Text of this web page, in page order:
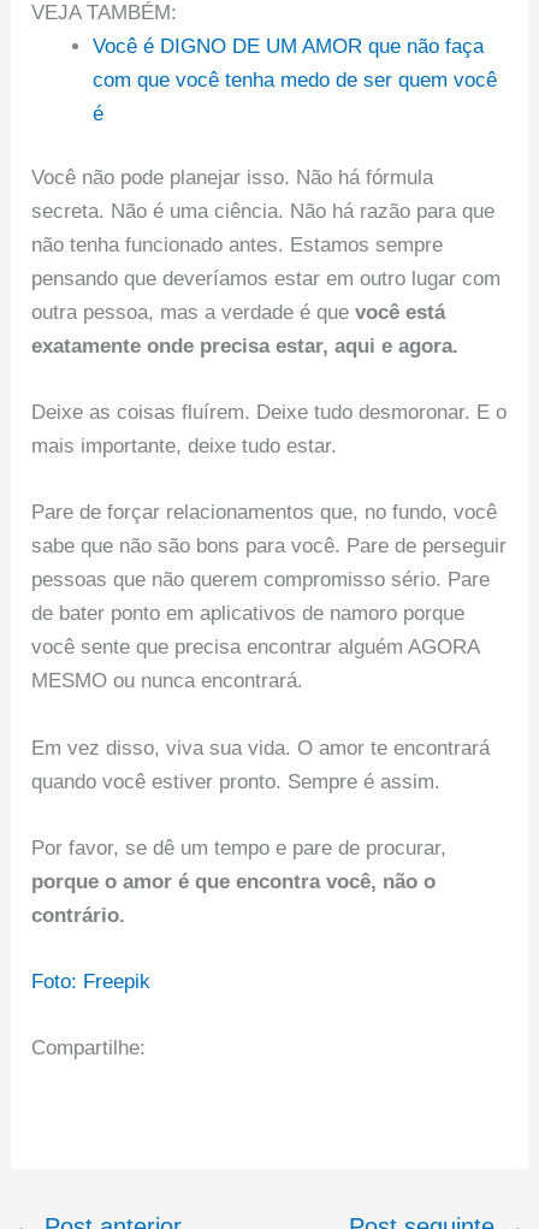
VEJA TAMBÉM:
Você é DIGNO DE UM AMOR que não faça
com que você tenha medo de ser quem você
é
Você não pode planejar isso. Não há fórmula
secreta. Não é uma ciência. Não há razão para que
não tenha funcionado antes. Estamos sempre
pensando que deveríamos estar em outro lugar com
outra pessoa, mas a verdade é quevocê está
exatamente onde precisa estar, aqui e agora.
Deixe as coisas fluírem. Deixe tudo desmoronar. E o
mais importante, deixe tudo estar.
Pare de forçar relacionamentos que, no fundo, você
sabe que não são bons para você. Pare de perseguir
pessoas que não querem compromisso sério. Pare
de bater ponto em aplicativos de namoro porque
você sente que precisa encontrar alguém AGORA
MESMO ou nunca encontrará.
Em vez disso, viva sua vida. O amor te encontrará
quando você estiver pronto. Sempre é assim.
Por favor, se dê um tempo e pare de procurar,
porque o amor é que encontra você, não o
contrário.
Foto: Freepik
Compartilhe: